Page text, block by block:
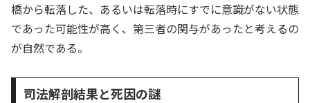
橋から転落した、あるいは転落時にすでに意識がない状態
であった可能性が高く、第三者の関与があったと考えるの
が自然である。
司法解剖結果と死因の謎